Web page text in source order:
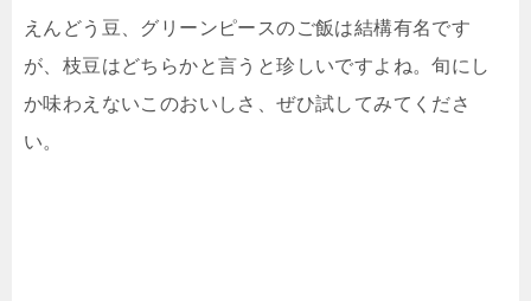
えんどう豆、グリーンピースのご飯は結構有名です
が、枝豆はどちらかと言うと珍しいですよね。旬にし
か味わえないこのおいしさ、ぜひ試してみてくださ
い。